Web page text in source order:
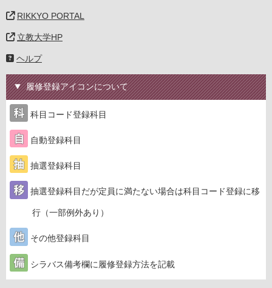
RIKKYO PORTAL
立教大学HP
ヘルプ
履修登録アイコンについて
科目コード登録科目
自動登録科目
抽選登録科目
抽選登録科目だが定員に満たない場合は科目コード登録に移
行（一部例外あり）
その他登録科目
シラバス備考欄に履修登録方法を記載